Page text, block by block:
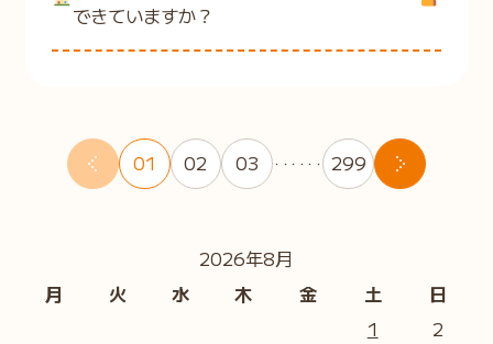
できていますか？
01 02 03 ・・・・・・ 299
2026年8月
月
火 水 木 金 土 日
1
2